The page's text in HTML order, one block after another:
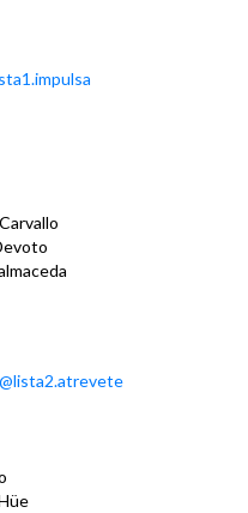
@lista2.atrevete